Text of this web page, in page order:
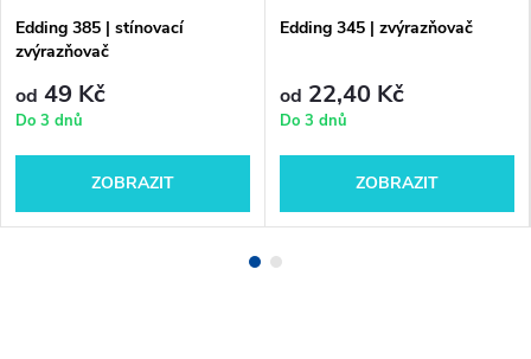
Edding 385 | stínovací
zvýrazňovač
od 49 Kč
Do 3 dnů
ZOBRAZIT
Edding 345 | zvýrazňovač
od 22,40 Kč
Do 3 dnů
ZOBRAZIT